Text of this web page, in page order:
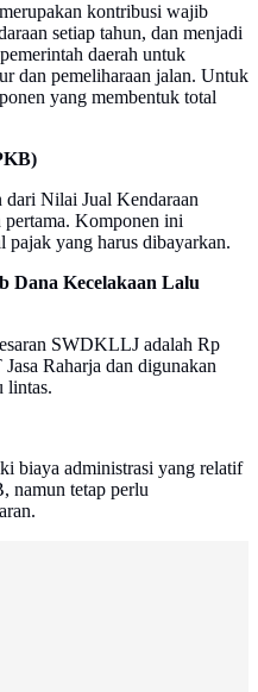
kontribusi wajib
setiap tahun, dan menjadi
daerah untuk
dan pemeliharaan jalan. Untuk
yang membentuk total
dari Nilai Jual Kendaraan
Komponen ini
pajak yang harus dibayarkan.
Dana Kecelakaan Lalu
SWDKLLJ adalah Rp
Raharja dan digunakan
lintas.
biaya administrasi yang relatif
namun tetap perlu